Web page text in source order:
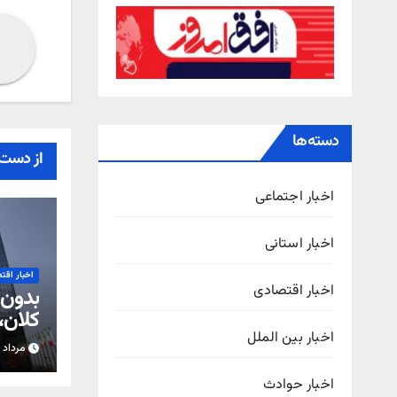
دسته‌ها
اخبار اجتماعی
اخبار استانی
اخبار اقتصادی
اخبار بین الملل
اخبار حوادث
از
اخبار
مرداد ۱۷, ۱۴۰۵